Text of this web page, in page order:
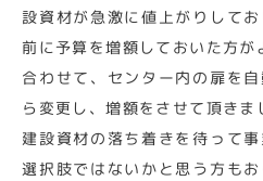
設資材が急激に値上がりして
前に予算を増額しておいた方が
合わせて、センター内の扉を
ら変更し、増額をさせて頂きま
建設資材の落ち着きを待って
選択肢ではないかと思う方も